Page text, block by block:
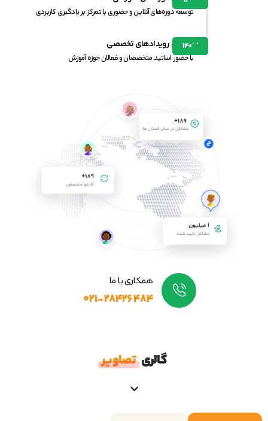
همکاری با ما
۰۲۱-۲۸۴۲۶۴۸۴
توسعه دوره‌های آنلاین و حضوری با تمرکز بر یادگیری کاربردی
۱۴۰۳
برگزاری رویدادهای تخصصی
با حضور اساتید، متخصصان و فعالان حوزه آموزش
گالریتصاویر